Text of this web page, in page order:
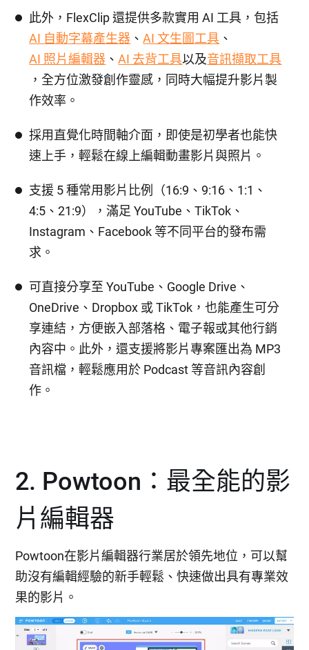
此外，FlexClip 還提供多款實用 AI 工具，包括
AI 自動字幕產生器 、AI 文生圖工具 、
AI 照片編輯器 、AI 去背工具以及音訊擷取工具
，全方位激發創作靈感，同時大幅提升影片製
作效率。
採用直覺化時間軸介面，即使是初學者也能快
速上手，輕鬆在線上編輯動畫影片與照片。
支援 5 種常用影片比例（16:9、9:16、1:1、
4:5、21:9），滿足 YouTube、TikTok、
Instagram、Facebook 等不同平台的發布需
求。
可直接分享至 YouTube、Google Drive、
OneDrive、Dropbox 或 TikTok，也能產生可分
享連結，方便嵌入部落格、電子報或其他行銷
內容中。此外，還支援將影片專案匯出為 MP3
音訊檔，輕鬆應用於 Podcast 等音訊內容創
作。
2. Powtoon：最全能的影
片編輯器
Powtoon在影片編輯器行業居於領先地位，可以幫
助沒有編輯經驗的新手輕鬆、快速做出具有專業效
果的影片。